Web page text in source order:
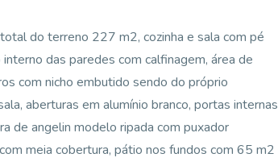
do terreno 227 m2, cozinha e sala com pé
das paredes com calfinagem, área de
com nicho embutido sendo do próprio
aberturas em alumínio branco, portas internas
de angelin modelo ripada com puxador
meia cobertura, pátio nos fundos com 65 m2